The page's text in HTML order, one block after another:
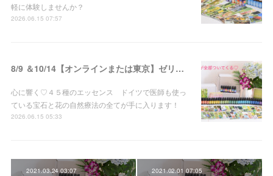
軽に体験しませんか？
2026.06.15 07:57
8/9 ＆10/14【オンラインまたは東京】ゼリツィン®エリクサー・ベーシックセミナー 開催決定
心に響く♡４５種のエッセンス ドイツで医師も使っ
ている宝石と花の自然療法の全てが手に入ります！
2026.06.15 05:33
2021.03.24 03:07 2021.02.01 07:05